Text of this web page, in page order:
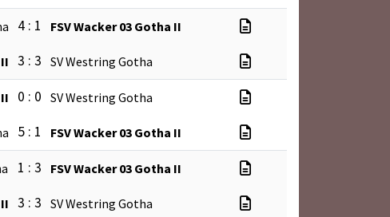
4 : 1 FSV Wacker 03 Gotha II
3 : 3 SV Westring Gotha
0 : 0 SV Westring Gotha
5 : 1 FSV Wacker 03 Gotha II
1 : 3 FSV Wacker 03 Gotha II
3 : 3 SV Westring Gotha